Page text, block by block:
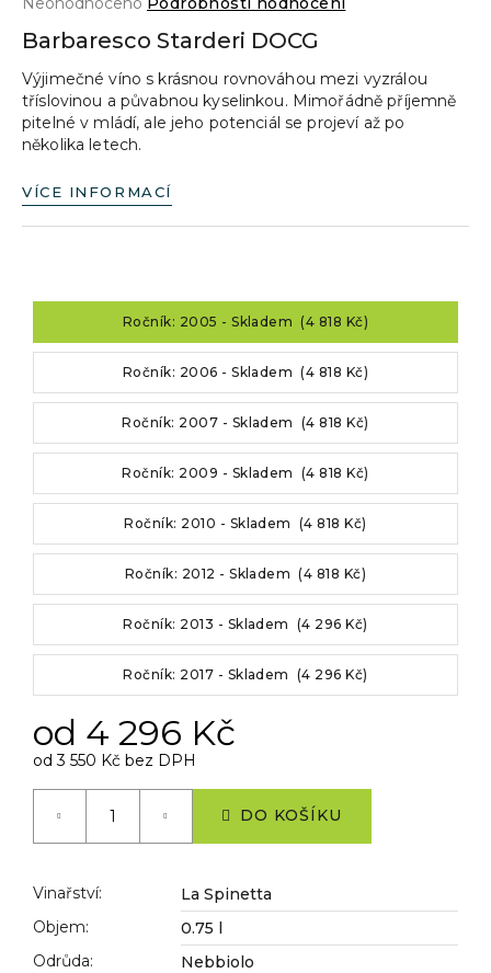
produktu
0,0
z
5
hvězdiček.
Barbaresco Starderi DOCG
Výjimečné víno s krásnou rovnováhou mezi vyzrálou
tříslovinou a půvabnou kyselinkou. Mimořádně příjemně
pitelné v mládí, ale jeho potenciál se projeví až po
několika letech.
VÍCE INFORMACÍ
Ročník: 2005 - Skladem (4 818 Kč)
Ročník: 2006 - Skladem (4 818 Kč)
Ročník: 2007 - Skladem (4 818 Kč)
Ročník: 2009 - Skladem (4 818 Kč)
Ročník: 2010 - Skladem (4 818 Kč)
Ročník: 2012 - Skladem (4 818 Kč)
Ročník: 2013 - Skladem (4 296 Kč)
Ročník: 2017 - Skladem (4 296 Kč)
od 4 296 Kč
od3 550 Kč bez DPH
DO KOŠÍKU
Vinařství:
La Spinetta
Objem:
0.75 l
Odrůda:
Nebbiolo
a
j
í
t
?
D
p
č
m